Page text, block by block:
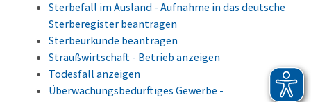
Sterbefall im Ausland - Aufnahme in das deutsche
Sterberegister beantragen
Sterbeurkunde beantragen
Straußwirtschaft - Betrieb anzeigen
Todesfall anzeigen
Überwachungsbedürftiges Gewerbe -